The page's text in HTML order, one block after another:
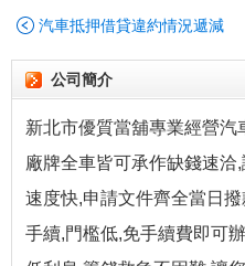
汽車抵押借貸違約情況遞減
公司簡介
新北市優質當舖專業經營
廠牌全車皆可承作缺錢速
速度快,申請文件齊全當日
手續,門檻低,免手續費即可